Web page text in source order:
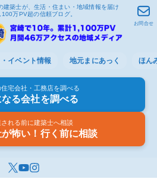
建築士が、生活・住まい・地域情報を届け
万PV超の信頼ブログ。
イベント情報 地元まにあっく ほん
宅会社・工務店を調べる
る会社を調べる
れる前に建築士へ相談
怖い！行く前に相談
お問合せ